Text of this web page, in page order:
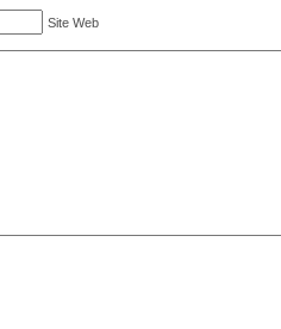
Site Web